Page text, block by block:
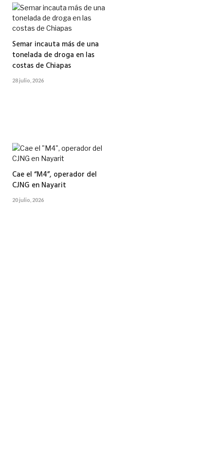
Semar incauta más de una
tonelada de droga en las
costas de Chiapas
28 julio, 2026
Cae el “M4”, operador del
CJNG en Nayarit
20 julio, 2026